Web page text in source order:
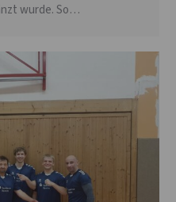
wurde. So…